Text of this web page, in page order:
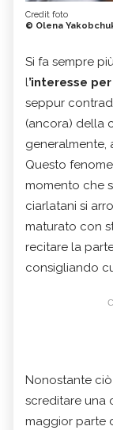
Credit foto
© Olena
Si fa sempre
l’interesse
seppur
(ancora) della
generalmente,
Questo
momento che
ciarlatani si
maturato con
recitare la
consigliando
Nonostante
screditare una
maggior parte